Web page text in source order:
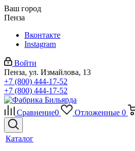
Ваш город
Пенза
Вконтакте
Instagram
Войти
Пенза, ул. Измайлова, 13
+7 (800) 444-17-52
+7 (800) 444-17-52
Сравнение0 Отложенные 0
Каталог